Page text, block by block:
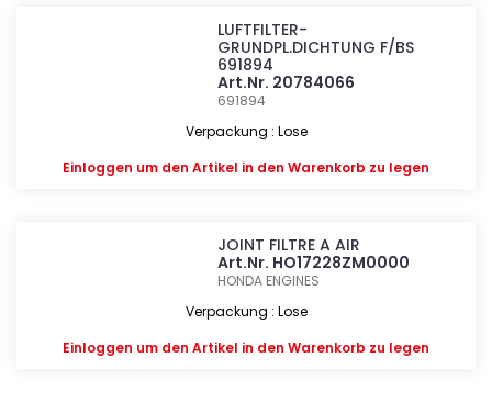
LUFTFILTER-
GRUNDPL.DICHTUNG F/BS
691894
Art.Nr. 20784066
691894
Verpackung : Lose
Einloggen um den Artikel in den Warenkorb zu legen
JOINT FILTRE A AIR
Art.Nr. HO17228ZM0000
HONDA ENGINES
Verpackung : Lose
Einloggen um den Artikel in den Warenkorb zu legen